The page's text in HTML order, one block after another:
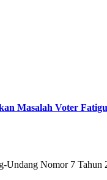
Masalah Voter
Nomor 7 Tahun